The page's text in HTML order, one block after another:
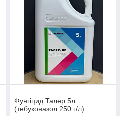
Фунгіцид Талер 5л
(тебуконазол 250 г/л)